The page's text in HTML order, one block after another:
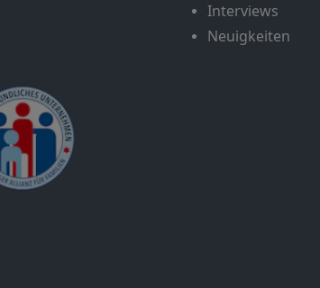
Interviews
Neuigkeiten